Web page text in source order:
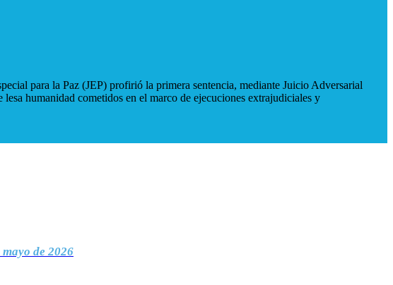
para la Paz (JEP) profirió la primera sentencia, mediante Juicio Adversarial
humanidad cometidos en el marco de ejecuciones extrajudiciales y
mayo de 2026